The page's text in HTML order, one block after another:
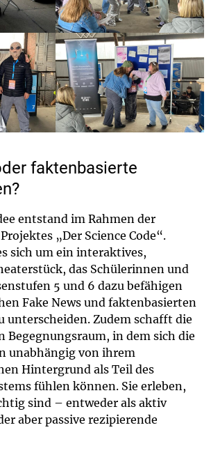
faktenbasierte
entstand im Rahmen der
„Der Science Code“.
sich um ein interaktives,
das Schülerinnen und
5 und 6 dazu befähigen
Fake News und faktenbasierten
unterscheiden. Zudem schafft die
Begegnungsraum, in dem sich die
unabhängig von ihrem
Hintergrund als Teil des
fühlen können. Sie erleben,
sind – entweder als aktiv
aber passive rezipierende